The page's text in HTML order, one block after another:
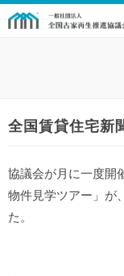
全国賃貸住宅新
協議会が月に一度開
物件見学ツアー」が
た。